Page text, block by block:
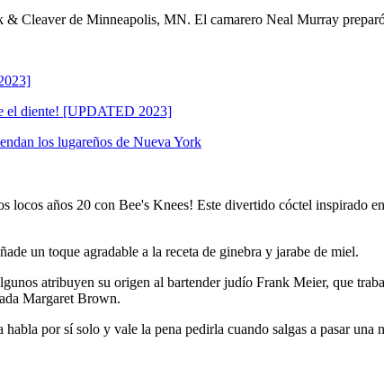
Cleaver de Minneapolis, MN. El camarero Neal Murray
el diente! [UPDATED 2023]
los lugareños de Nueva York
locos años 20 con Bee's Knees! Este divertido cóctel inspirado
un toque agradable a la receta de ginebra y jarabe de miel.
atribuyen su origen al bartender judío Frank Meier, que
Margaret Brown.
por sí solo y vale la pena pedirla cuando salgas a pasar una